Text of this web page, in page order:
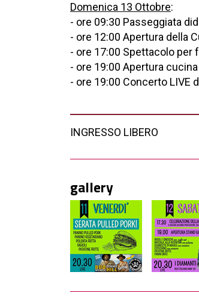
Domenica 13 Ottobre:
- ore 09:30 Passeggiata
- ore 12:00 Apertura della
- ore 17:00 Spettacolo per
- ore 19:00 Apertura cucina
- ore 19:00 Concerto LIVE
INGRESSO LIBERO
gallery